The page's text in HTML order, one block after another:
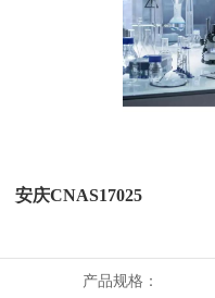
安庆CNAS17025
产品规格：